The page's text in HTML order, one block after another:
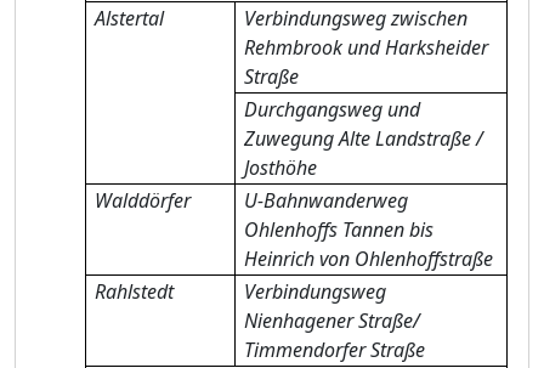
Alstertal
Verbindungsweg zwischen
Rehmbrook und Harksheider
Straße
Durchgangsweg und
Zuwegung Alte Landstraße /
Josthöhe
Walddörfer
U-Bahnwanderweg
Ohlenhoffs Tannen bis
Heinrich von Ohlenhoffstraße
Rahlstedt
Verbindungsweg
Nienhagener Straße/
Timmendorfer Straße